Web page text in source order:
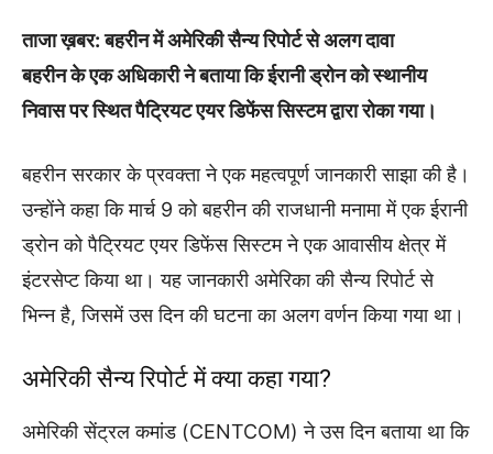
ताजा ख़बर: बहरीन में अमेरिकी सैन्य रिपोर्ट से अलग दावा
बहरीन के एक अधिकारी ने बताया कि ईरानी ड्रोन को स्थानीय
निवास पर स्थित पैट्रियट एयर डिफेंस सिस्टम द्वारा रोका गया।
बहरीन सरकार के प्रवक्ता ने एक महत्वपूर्ण जानकारी साझा की है।
उन्होंने कहा कि मार्च 9 को बहरीन की राजधानी मनामा में एक ईरानी
ड्रोन को पैट्रियट एयर डिफेंस सिस्टम ने एक आवासीय क्षेत्र में
इंटरसेप्ट किया था। यह जानकारी अमेरिका की सैन्य रिपोर्ट से
भिन्न है, जिसमें उस दिन की घटना का अलग वर्णन किया गया था।
अमेरिकी सैन्य रिपोर्ट में क्या कहा गया?
अमेरिकी सेंट्रल कमांड (CENTCOM) ने उस दिन बताया था कि